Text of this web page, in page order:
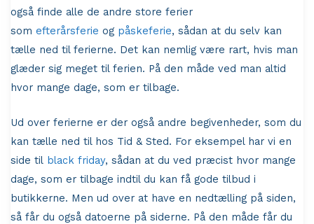
også finde alle de andre store ferier
som efterårsferie og påskeferie, sådan at du selv kan
tælle ned til ferierne. Det kan nemlig være rart, hvis man
glæder sig meget til ferien. På den måde ved man altid
hvor mange dage, som er tilbage.
Ud over ferierne er der også andre begivenheder, som du
kan tælle ned til hos Tid & Sted. For eksempel har vi en
side til black friday, sådan at du ved præcist hvor mange
dage, som er tilbage indtil du kan få gode tilbud i
butikkerne. Men ud over at have en nedtælling på siden,
så får du også datoerne på siderne. På den måde får du